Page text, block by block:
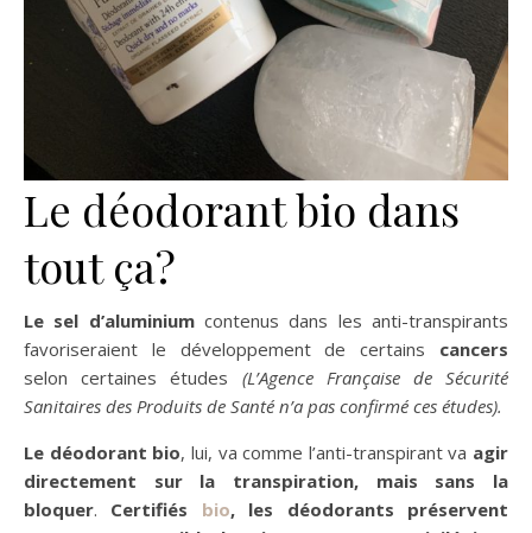
Le déodorant bio dans
tout ça?
Le sel d’aluminiumcontenus dans les anti-transpirants
favoriseraient le développement de certains cancers
selon certaines études (L’Agence Française de Sécurité
Sanitaires des Produits de Santé n’a pas confirmé ces études).
Le déodorant bio, lui, va comme l’anti-transpirant va agir
directement sur la transpiration, mais sans la
bloquer. Certifiés bio, les déodorants préservent